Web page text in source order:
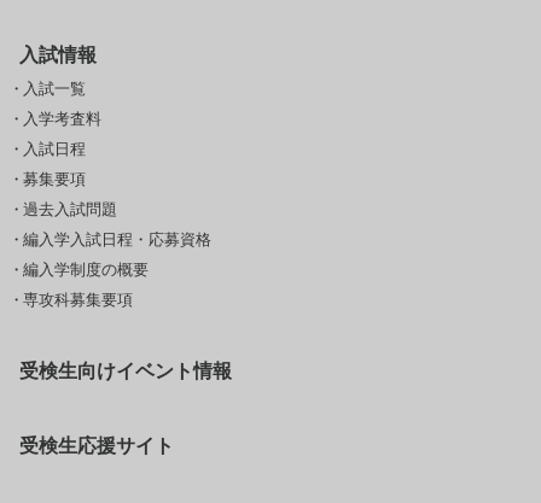
入試情報
入試一覧
入学考査料
入試日程
募集要項
過去入試問題
編入学入試日程・応募資格
編入学制度の概要
専攻科募集要項
受検生向けイベント情報
受検生応援サイト